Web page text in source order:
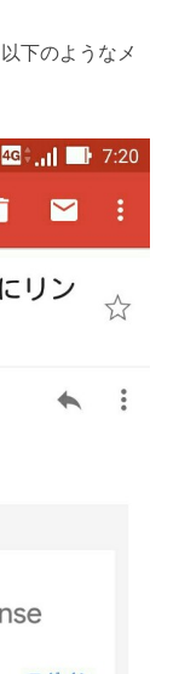
下のようなメ